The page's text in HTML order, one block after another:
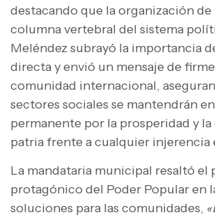
destacando que la organización de
columna vertebral del sistema
Meléndez subrayó la importancia
directa y envió un mensaje de
comunidad internacional,
sectores sociales se mantendrán
permanente por la prosperidad y la
patria frente a cualquier injerencia
La mandataria municipal resaltó el
protagónico del Poder Popular en
soluciones para las comunidades,